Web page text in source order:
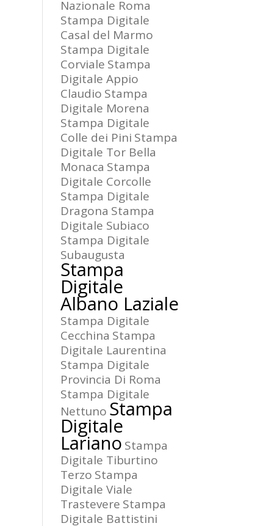
Nazionale Roma
Stampa Digitale
Casal del Marmo
Stampa Digitale
Corviale Stampa
Digitale Appio
Claudio Stampa
Digitale Morena
Stampa Digitale
Colle dei Pini Stampa
Digitale Tor Bella
Monaca Stampa
Digitale Corcolle
Stampa Digitale
Dragona Stampa
Digitale Subiaco
Stampa Digitale
Subaugusta
Stampa
Digitale
Albano Laziale
Stampa Digitale
Cecchina Stampa
Digitale Laurentina
Stampa Digitale
Provincia Di Roma
Stampa Digitale
Nettuno Stampa
Digitale
Lariano Stampa
Digitale Tiburtino
Terzo Stampa
Digitale Viale
Trastevere Stampa
Digitale Battistini